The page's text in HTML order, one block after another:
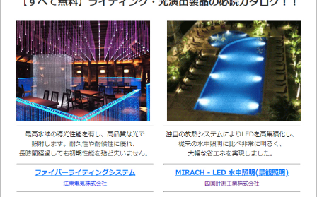
動画
かたなび コラム
すまいリング 設計士インタビュー
Q＆A 販売・施工代理店募集
お気に入り